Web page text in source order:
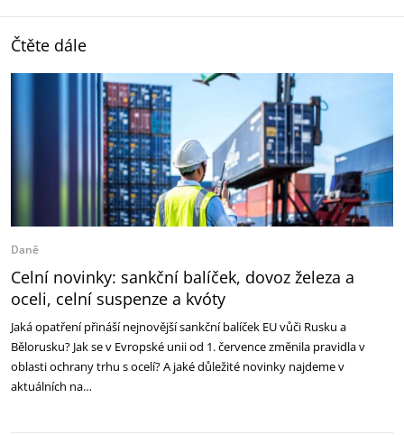
Čtěte dále
Daně
Celní novinky: sankční balíček, dovoz železa a
oceli, celní suspenze a kvóty
Jaká opatření přináší nejnovější sankční balíček EU vůči Rusku a
Bělorusku? Jak se v Evropské unii od 1. července změnila pravidla v
oblasti ochrany trhu s ocelí? A jaké důležité novinky najdeme v
aktuálních na…